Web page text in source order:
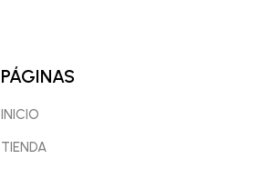
PÁGINAS
INICIO
TIENDA